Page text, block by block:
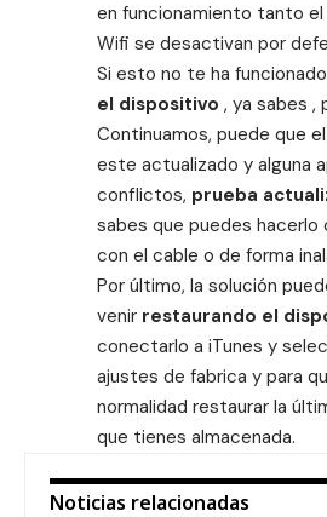
en funcionamiento tanto
Wifi se desactivan por
Si esto no te ha
el dispositivo , ya sabes ,
Continuamos, puede que
este actualizado y alguna
conflictos, prueba
sabes que puedes hacerlo
con el cable o de forma
Por último, la solución
venir restaurando el
conectarlo a iTunes y
ajustes de fabrica y para
normalidad restaurar la
que tienes almacenada.
Noticias relacionadas